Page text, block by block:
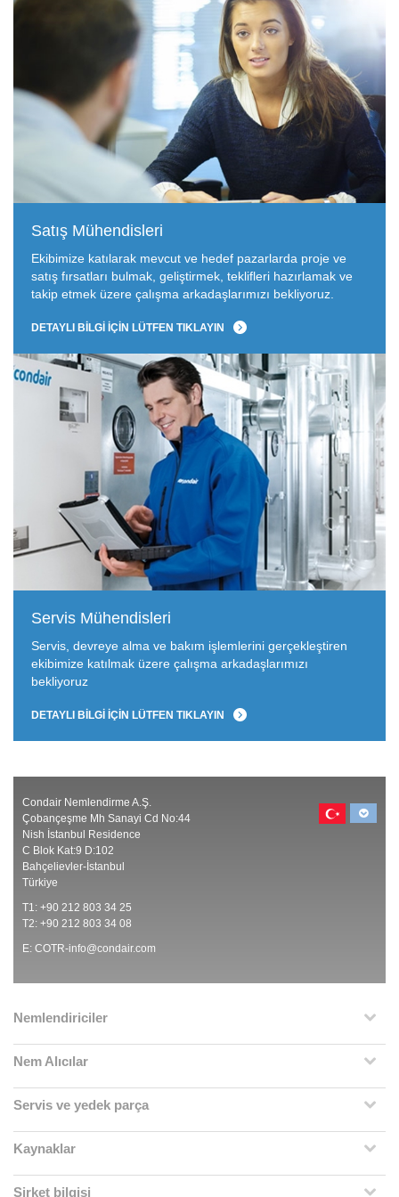
Satış Mühendisleri
Ekibimize katılarak mevcut ve hedef pazarlarda proje ve
satış fırsatları bulmak, geliştirmek, teklifleri hazırlamak ve
takip etmek üzere çalışma arkadaşlarımızı bekliyoruz.
DETAYLI BILGI IÇIN LÜTFEN TIKLAYIN
Servis Mühendisleri
Servis, devreye alma ve bakım işlemlerini gerçekleştiren
ekibimize katılmak üzere çalışma arkadaşlarımızı
bekliyoruz
DETAYLI BILGI IÇIN LÜTFEN TIKLAYIN
Condair Nemlendirme A.Ş.
Çobançeşme Mh Sanayi Cd No:44
Nish İstanbul Residence
C Blok Kat:9 D:102
Bahçelievler-İstanbul
Türkiye
T1: +90 212 803 34 25
T2: +90 212 803 34 08
E: COTR-info@condair.com
Nemlendiriciler
Nem Alıcılar
Servis ve yedek parça
Kaynaklar
Şirket bilgisi